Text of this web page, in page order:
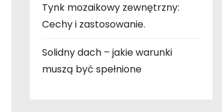
Tynk mozaikowy zewnętrzny:
Cechy i zastosowanie.
Solidny dach – jakie warunki
muszą być spełnione